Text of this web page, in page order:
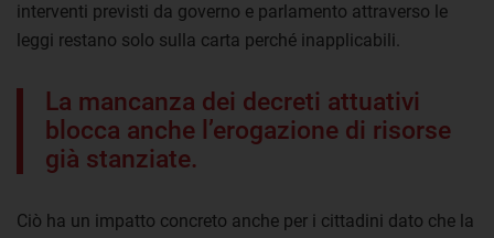
interventi previsti da governo e parlamento attraverso le
leggi restano solo sulla carta perché inapplicabili.
La mancanza dei decreti attuativi
blocca anche l’erogazione di risorse
già stanziate.
Ciò ha un impatto concreto anche per i cittadini dato che la